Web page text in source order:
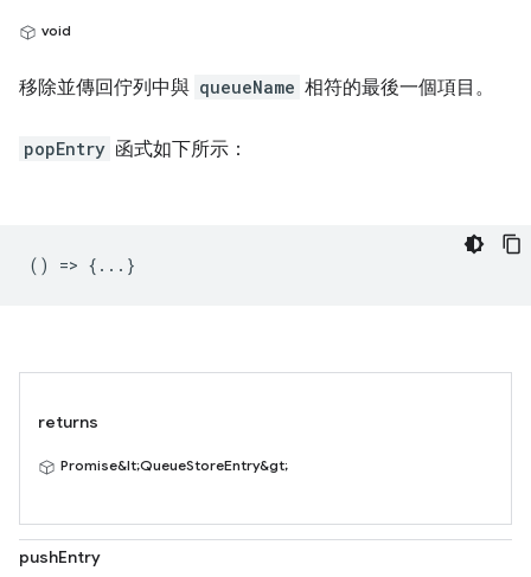
void
移除並傳回佇列中與 queueName 相符的最後一個項目。
popEntry 函式如下所示：
() => {...}
returns
Promise&lt;QueueStoreEntry&gt;
pushEntry